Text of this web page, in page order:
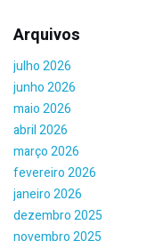
Arquivos
julho 2026
junho 2026
maio 2026
abril 2026
março 2026
fevereiro 2026
janeiro 2026
dezembro 2025
novembro 2025